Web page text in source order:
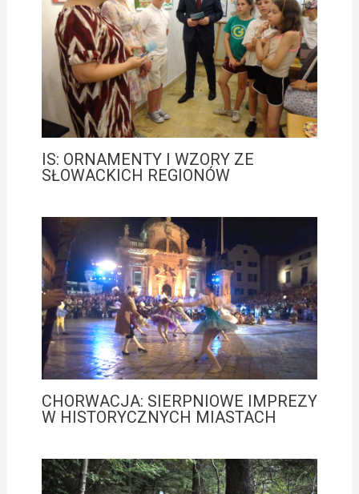
IS: ORNAMENTY I WZORY ZE
SŁOWACKICH REGIONÓW
CHORWACJA: SIERPNIOWE IMPREZY
W HISTORYCZNYCH MIASTACH